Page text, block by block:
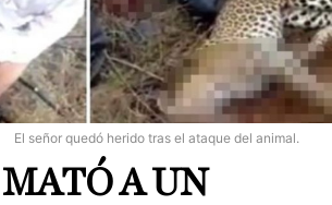
El señor quedó herido tras el ataque del animal.
A UN